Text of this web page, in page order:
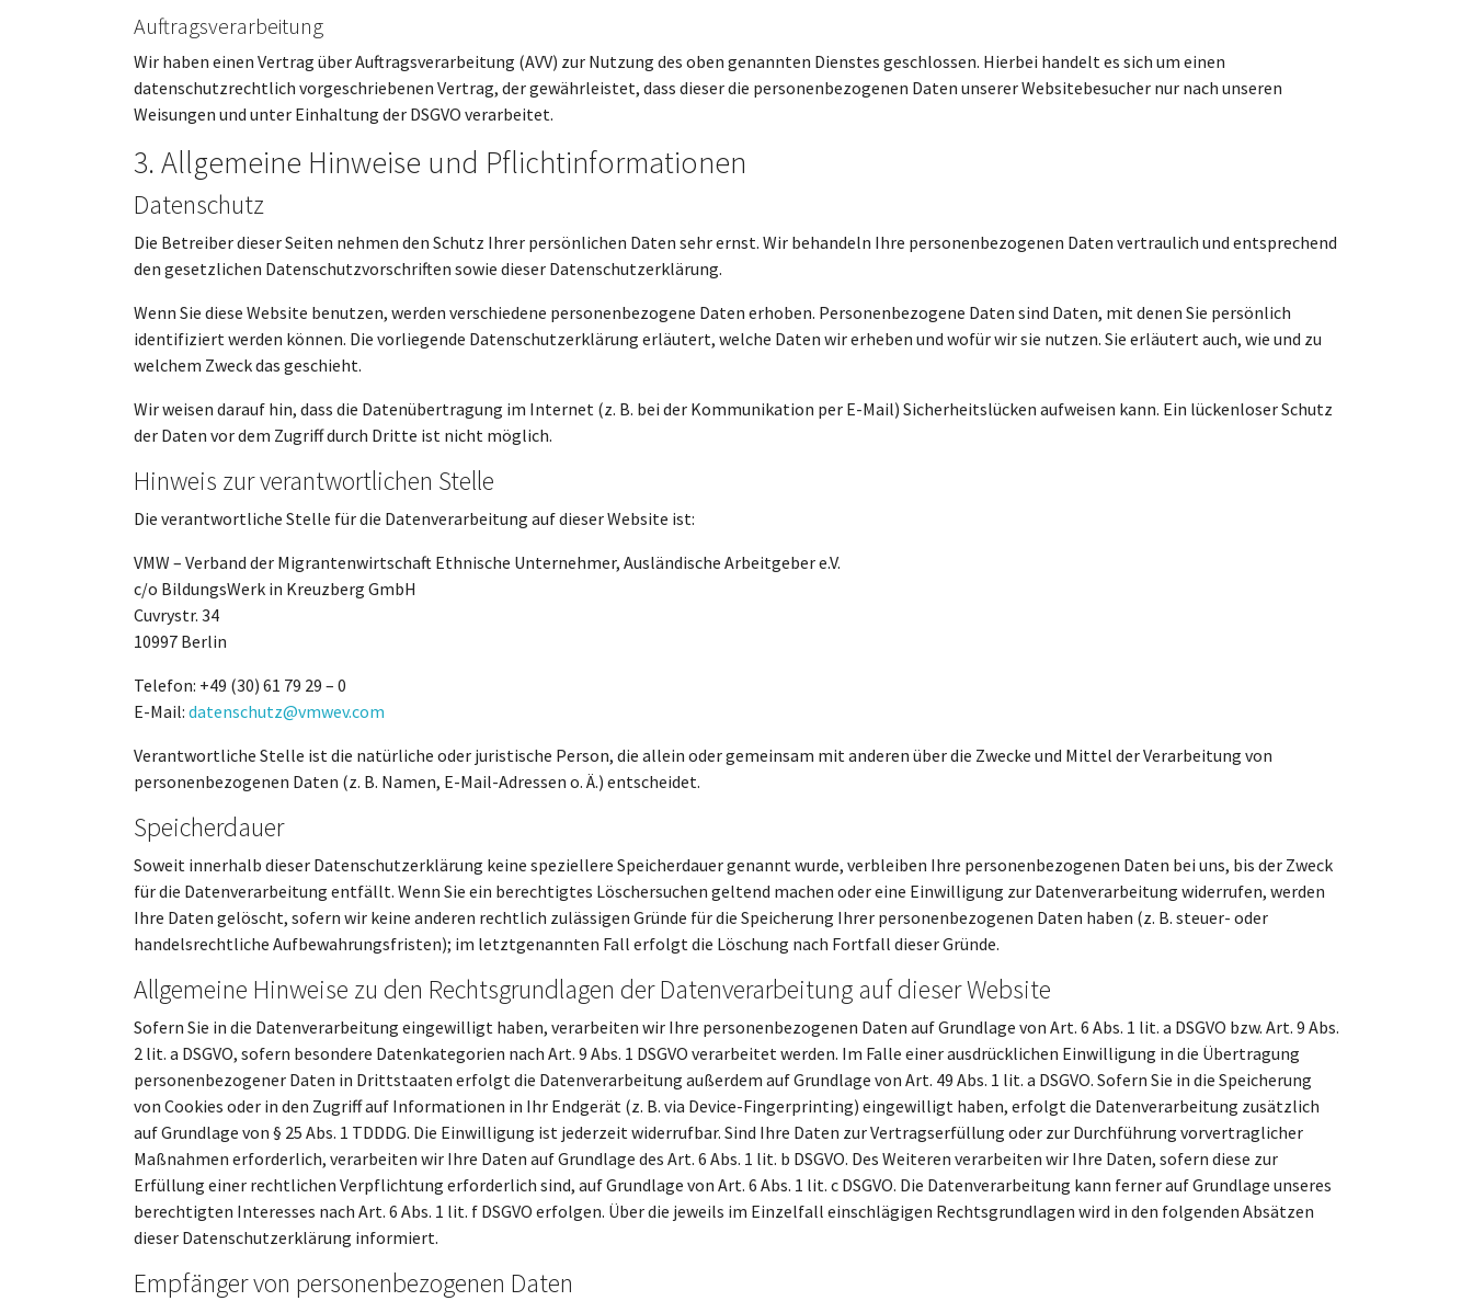
Auftragsverarbeitung
Wir haben einen Vertrag über Auftragsverarbeitung (AVV) zur Nutzung des oben genannten Dienstes geschlossen. Hierbei handelt es sich um einen
datenschutzrechtlich vorgeschriebenen Vertrag, der gewährleistet, dass dieser die personenbezogenen Daten unserer Websitebesucher nur nach unseren
Weisungen und unter Einhaltung der DSGVO verarbeitet.
3. Allgemeine Hinweise und Pflicht­informationen
Datenschutz
Die Betreiber dieser Seiten nehmen den Schutz Ihrer persönlichen Daten sehr ernst. Wir behandeln Ihre personenbezogenen Daten vertraulich und entsprechend
den gesetzlichen Datenschutzvorschriften sowie dieser Datenschutzerklärung.
Wenn Sie diese Website benutzen, werden verschiedene personenbezogene Daten erhoben. Personenbezogene Daten sind Daten, mit denen Sie persönlich
identifiziert werden können. Die vorliegende Datenschutzerklärung erläutert, welche Daten wir erheben und wofür wir sie nutzen. Sie erläutert auch, wie und zu
welchem Zweck das geschieht.
Wir weisen darauf hin, dass die Datenübertragung im Internet (z. B. bei der Kommunikation per E-Mail) Sicherheitslücken aufweisen kann. Ein lückenloser Schutz
der Daten vor dem Zugriff durch Dritte ist nicht möglich.
Hinweis zur verantwortlichen Stelle
Die verantwortliche Stelle für die Datenverarbeitung auf dieser Website ist:
VMW – Verband der Migrantenwirtschaft Ethnische Unternehmer, Ausländische Arbeitgeber e.V.
c/o BildungsWerk in Kreuzberg GmbH
Cuvrystr. 34
10997 Berlin
Telefon: +49 (30) 61 79 29 – 0
E-Mail: datenschutz@vmwev.com
Verantwortliche Stelle ist die natürliche oder juristische Person, die allein oder gemeinsam mit anderen über die Zwecke und Mittel der Verarbeitung von
personenbezogenen Daten (z. B. Namen, E-Mail-Adressen o. Ä.) entscheidet.
Speicherdauer
Soweit innerhalb dieser Datenschutzerklärung keine speziellere Speicherdauer genannt wurde, verbleiben Ihre personenbezogenen Daten bei uns, bis der Zweck
für die Datenverarbeitung entfällt. Wenn Sie ein berechtigtes Löschersuchen geltend machen oder eine Einwilligung zur Datenverarbeitung widerrufen, werden
Ihre Daten gelöscht, sofern wir keine anderen rechtlich zulässigen Gründe für die Speicherung Ihrer personenbezogenen Daten haben (z. B. steuer- oder
handelsrechtliche Aufbewahrungsfristen); im letztgenannten Fall erfolgt die Löschung nach Fortfall dieser Gründe.
Allgemeine Hinweise zu den Rechtsgrundlagen der Datenverarbeitung auf dieser Website
Sofern Sie in die Datenverarbeitung eingewilligt haben, verarbeiten wir Ihre personenbezogenen Daten auf Grundlage von Art. 6 Abs. 1 lit. a DSGVO bzw. Art. 9 Abs.
2 lit. a DSGVO, sofern besondere Datenkategorien nach Art. 9 Abs. 1 DSGVO verarbeitet werden. Im Falle einer ausdrücklichen Einwilligung in die Übertragung
personenbezogener Daten in Drittstaaten erfolgt die Datenverarbeitung außerdem auf Grundlage von Art. 49 Abs. 1 lit. a DSGVO. Sofern Sie in die Speicherung
von Cookies oder in den Zugriff auf Informationen in Ihr Endgerät (z. B. via Device-Fingerprinting) eingewilligt haben, erfolgt die Datenverarbeitung zusätzlich
auf Grundlage von § 25 Abs. 1 TDDDG. Die Einwilligung ist jederzeit widerrufbar. Sind Ihre Daten zur Vertragserfüllung oder zur Durchführung vorvertraglicher
Maßnahmen erforderlich, verarbeiten wir Ihre Daten auf Grundlage des Art. 6 Abs. 1 lit. b DSGVO. Des Weiteren verarbeiten wir Ihre Daten, sofern diese zur
Erfüllung einer rechtlichen Verpflichtung erforderlich sind, auf Grundlage von Art. 6 Abs. 1 lit. c DSGVO. Die Datenverarbeitung kann ferner auf Grundlage unseres
berechtigten Interesses nach Art. 6 Abs. 1 lit. f DSGVO erfolgen. Über die jeweils im Einzelfall einschlägigen Rechtsgrundlagen wird in den folgenden Absätzen
dieser Datenschutzerklärung informiert.
Empfänger von personenbezogenen Daten